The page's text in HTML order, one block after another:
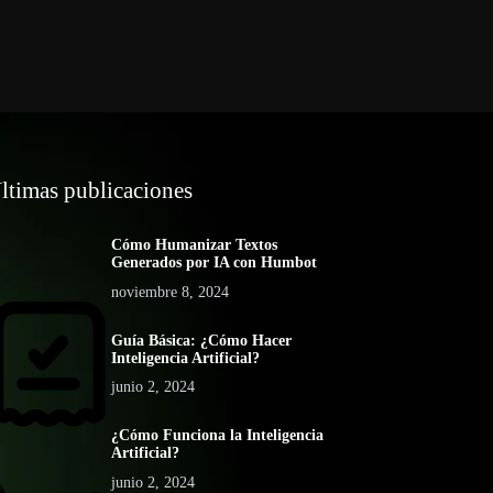
publicaciones
Cómo Humanizar Textos
Generados por IA con Humbot
noviembre 8, 2024
Guía Básica: ¿Cómo Hacer
Inteligencia Artificial?
junio 2, 2024
¿Cómo Funciona la Inteligencia
Artificial?
junio 2, 2024